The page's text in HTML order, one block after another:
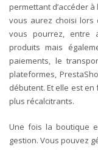
permettant d’accéder
vous aurez choisi lors
vous pourrez, entre
produits mais
paiements, le
plateformes,
débutent. Et elle est
plus récalcitrants.
Une fois la boutique
gestion. Vous pouvez